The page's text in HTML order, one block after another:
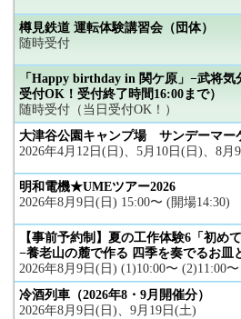
樽見鉄道 運転体験講習会（団体）
随時受付
「Happy birthday in 関ケ原」−武将気
受付OK！受付終了時間16:00まで）
随時受付（当日受付OK！）
大津谷公園キャンプ場 サンデーマー
2026年4月12日(日)、5月10日(日)、8月
明和電機★UMEツアー2026
2026年8月9日(日) 15:00〜 (開場14:30)
【事前予約制】夏の工作体験6「初め
−養老山の麓で作る 四季を奏でるお皿
2026年8月9日(日) (1)10:00〜 (2)11:00
冷酒列車（2026年8・9月開催分）
2026年8月9日(日)、9月19日(土)